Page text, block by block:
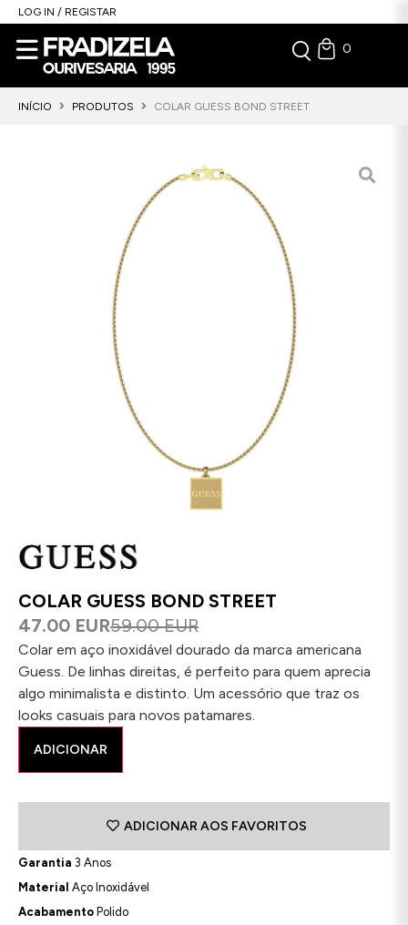
LOG IN / REGISTAR
0
INÍCIO PRODUTOS COLAR GUESS BOND STREET
COLAR GUESS BOND STREET
47.00 EUR59.00 EUR
Colar em aço inoxidável dourado da marca americana
Guess. De linhas direitas, é perfeito para quem aprecia
algo minimalista e distinto. Um acessório que traz os
looks casuais para novos patamares.
ADICIONAR
ADICIONAR AOS FAVORITOS
Garantia 3 Anos
Material Aço Inoxidável
Acabamento Polido